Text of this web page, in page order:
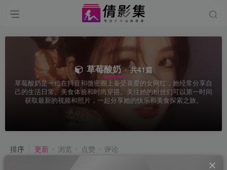
草莓酸奶 共41篇
草莓酸奶是一位在抖音和微密圈上备受喜爱的女网红，她经常分享自
己的生活日常、美食体验和时尚穿搭。关注她的粉丝们可以第一时间
获取最新的视频和照片，一起分享她的快乐和美食探索之旅。
排序 更新 浏览 点赞 评论